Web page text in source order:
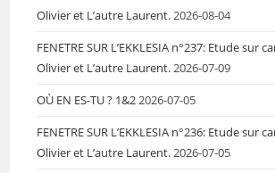
Olivier et L’autre Laurent.2026-08-04
FENETRE SUR L’EKKLESIA n°237: Etude sur
Olivier et L’autre Laurent.2026-07-09
OÙ EN ES-TU ? 1&22026-07-05
FENETRE SUR L’EKKLESIA n°236: Etude sur
Olivier et L’autre Laurent.2026-07-05